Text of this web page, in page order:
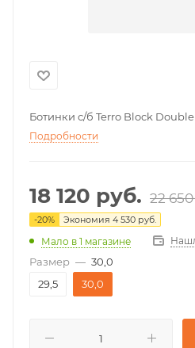
Ботинки с/б Terro Block Double
Подробности
18 120 руб. 22 650
-20% Экономия 4 530 руб.
Мало в 1 магазине
Размер — 30,0
29,5
30,0